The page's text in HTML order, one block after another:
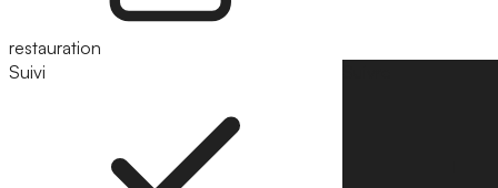
restauration
Suivi